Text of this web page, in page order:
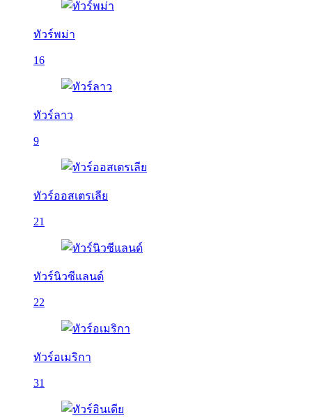
ทัวร์พม่า
16
ทัวร์ลาว
9
ทัวร์ออสเตรเลีย
21
ทัวร์นิวซีแลนด์
22
ทัวร์อเมริกา
31